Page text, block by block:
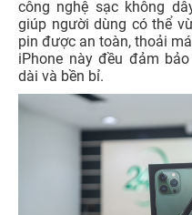
công nghệ sạc không
giúp người dùng có thể
pin được an toàn, thoải
iPhone này đều đảm
dài và bền bỉ.